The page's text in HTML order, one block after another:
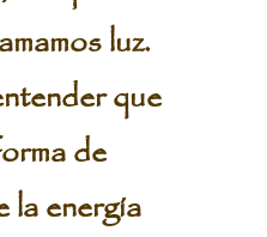
luz.
que
de
la energía